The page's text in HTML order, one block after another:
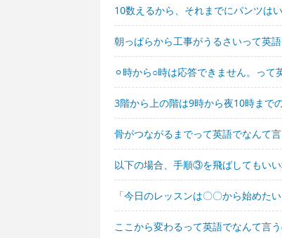
10数えるから、それまでにパンツは
朝っぱらから工事がうるさいって英
⚪︎時から○時は応答できません。って
3階から上の階は9時から夜10時まで
骨がつながるまでって英語でなんて
以下の場合、手順③を飛ばしてもい
「今日のレッスンは〇〇から始めた
ここから変わるって英語でなんて言う